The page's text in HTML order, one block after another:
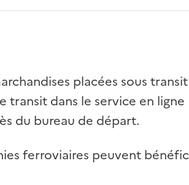
placées sous
transit dans le service en
du bureau de départ.
ferroviaires peuvent